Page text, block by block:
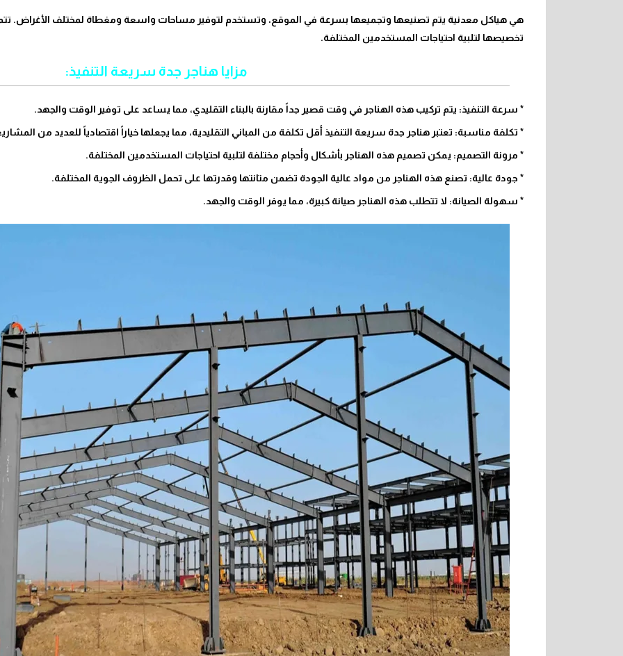
هي هياكل معدنية يتم تصنيعها وتجميعها بسرعة في الموقع، وتستخدم لتوفير مساحات واسعة ومغطاة لمختلف الأغراض.
تخصيصها لتلبية احتياجات المستخدمين المختلفة.
مزايا هناجر جدة سريعة التنفيذ:
* سرعة التنفيذ: يتم تركيب هذه الهناجر في وقت قصير جداً مقارنة بالبناء التقليدي، مما يساعد على توفير الوقت والجهد.
* تكلفة مناسبة: تعتبر هناجر جدة سريعة التنفيذ أقل تكلفة من المباني التقليدية، مما يجعلها خياراً اقتصادياً للعديد من
* مرونة التصميم: يمكن تصميم هذه الهناجر بأشكال وأحجام مختلفة لتلبية احتياجات المستخدمين المختلفة.
* جودة عالية: تصنع هذه الهناجر من مواد عالية الجودة تضمن متانتها وقدرتها على تحمل الظروف الجوية المختلفة.
* سهولة الصيانة: لا تتطلب هذه الهناجر صيانة كبيرة، مما يوفر الوقت والجهد.